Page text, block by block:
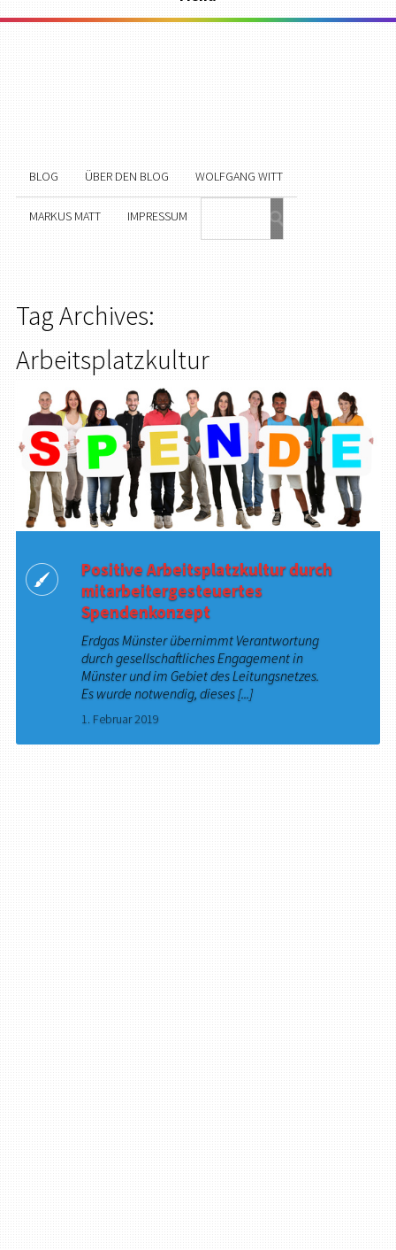
BLOG ÜBER DEN BLOG WOLFGANG WITT
MARKUS MATT IMPRESSUM
Tag Archives:
Arbeitsplatzkultur
Positive Arbeitsplatzkultur durch
mitarbeitergesteuertes
Spendenkonzept
Erdgas Münster übernimmt Verantwortung
durch gesellschaftliches Engagement in
Münster und im Gebiet des Leitungsnetzes.
Es wurde notwendig, dieses [...]
1. Februar 2019